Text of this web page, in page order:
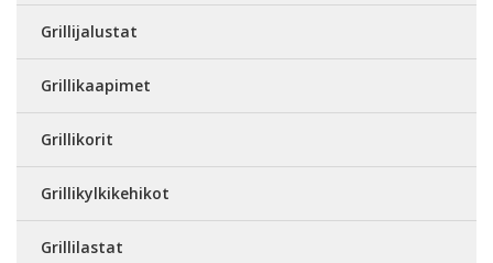
Grillijalustat
Grillikaapimet
Grillikorit
Grillikylkikehikot
Grillilastat